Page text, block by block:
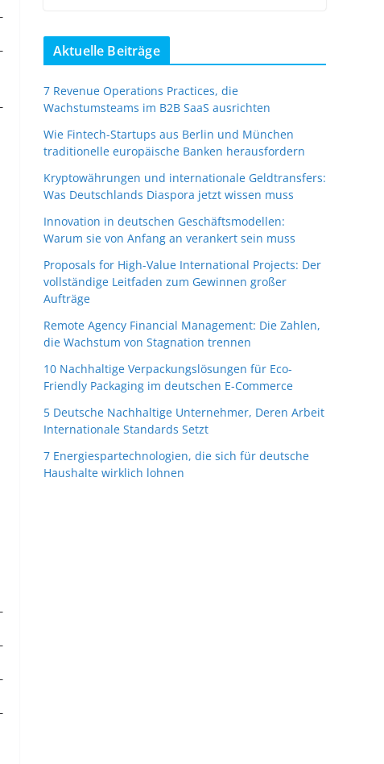
Aktuelle Beiträge
7 Revenue Operations Practices, die
Wachstumsteams im B2B SaaS ausrichten
Wie Fintech-Startups aus Berlin und München
traditionelle europäische Banken herausfordern
Kryptowährungen und internationale Geldtransfers:
Was Deutschlands Diaspora jetzt wissen muss
Innovation in deutschen Geschäftsmodellen:
Warum sie von Anfang an verankert sein muss
Proposals for High-Value International Projects: Der
vollständige Leitfaden zum Gewinnen großer
Aufträge
Remote Agency Financial Management: Die Zahlen,
die Wachstum von Stagnation trennen
10 Nachhaltige Verpackungslösungen für Eco-
Friendly Packaging im deutschen E-Commerce
5 Deutsche Nachhaltige Unternehmer, Deren Arbeit
Internationale Standards Setzt
7 Energiespartechnologien, die sich für deutsche
Haushalte wirklich lohnen